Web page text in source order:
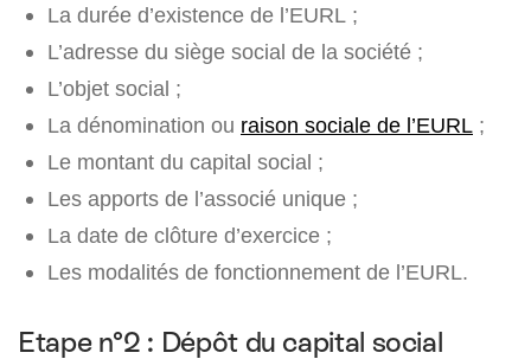
La durée d’existence de l’EURL ;
L’adresse du siège social de la société ;
L’objet social ;
La dénomination ou raison sociale de l’EURL ;
Le montant du capital social ;
Les apports de l’associé unique ;
La date de clôture d’exercice ;
Les modalités de fonctionnement de l’EURL.
Etape n°2 : Dépôt du capital social